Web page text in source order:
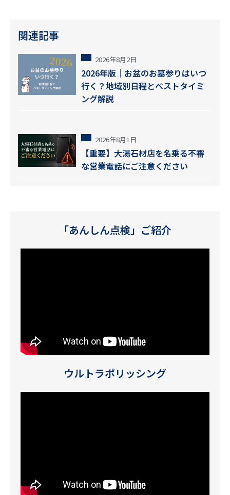
関連記事
2026年8月2日
2026年版｜お盆のお墓参りはいつ
行く？地域別日程とベストタイミ
ング解説
2026年8月1日
【重要】大湯石材店を名乗る不審
な営業電話にご注意ください
「あんしん点検」ご紹介
ウルトラポリッシング